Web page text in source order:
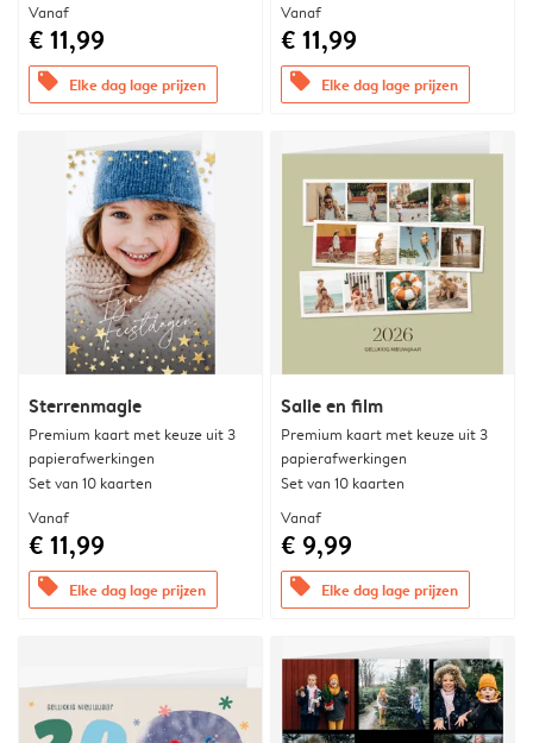
Vanaf
€ 11,99
offers Elke dag lage prijzen
Vanaf
€ 11,99
offers Elke dag lage prijzen
Sterrenmagie
Premium kaart met keuze uit 3
papierafwerkingen
Set van 10 kaarten
Vanaf
€ 11,99
offers Elke dag lage prijzen
Salie en film
Premium kaart met keuze uit 3
papierafwerkingen
Set van 10 kaarten
Vanaf
€ 9,99
offers Elke dag lage prijzen